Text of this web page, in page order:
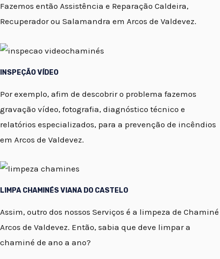
Fazemos então Assistência e Reparação Caldeira,
Recuperador ou Salamandra em Arcos de Valdevez.
INSPEÇÃO VÍDEO
Por exemplo, afim de descobrir o problema fazemos
gravação vídeo, fotografia, diagnóstico técnico e
relatórios especializados, para a prevenção de incêndios
em Arcos de Valdevez.
LIMPA CHAMINÉS VIANA DO CASTELO
Assim, outro dos nossos Serviços é a limpeza de Chaminé
Arcos de Valdevez. Então, sabia que deve limpar a
chaminé de ano a ano?